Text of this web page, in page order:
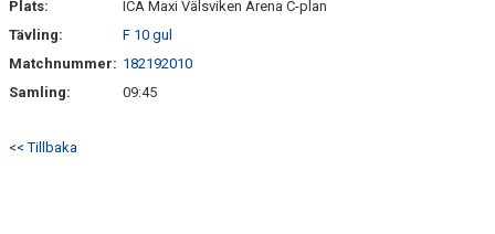
MATCHER
KONTAKTER & LAG
SPONSORER
Plats:
ICA Maxi Välsviken Arena C-plan
Tävling:
F 10 gul
Matchnummer: 182192010
Samling:
09:45
<< Tillbaka